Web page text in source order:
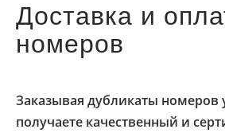
Доставка и
номеров
Заказывая дубликаты номеров
получаете качественный и